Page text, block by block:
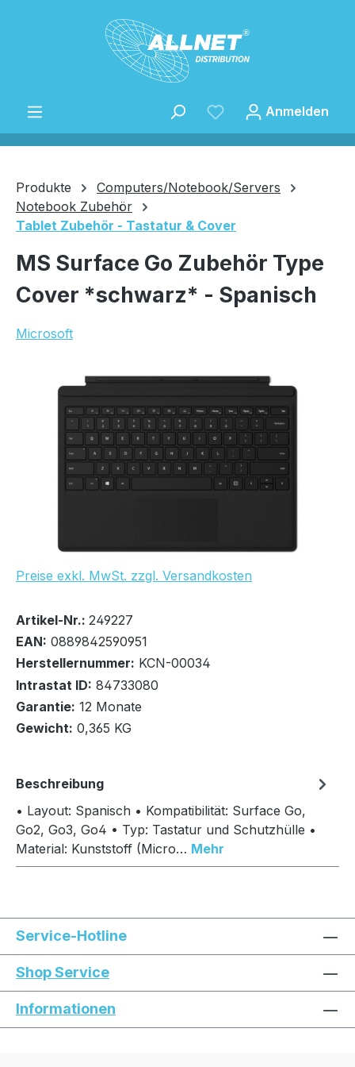
Zum Hauptinhalt springen
Anmelden
Produkte
Computers/Notebook/Servers
Notebook Zubehör
Tablet Zubehör - Tastatur & Cover
MS Surface Go Zubehör Type
Cover *schwarz* - Spanisch
Microsoft
Bildergalerie überspringen
Preise exkl. MwSt. zzgl. Versandkosten
Bestand:0x
Nicht Lagernd
In den Warenkorb
Artikel-Nr.: 249227
EAN: 0889842590951
Herstellernummer: KCN-00034
Intrastat ID: 84733080
Garantie: 12 Monate
Gewicht: 0,365 KG
Beschreibung
• Layout: Spanisch • Kompatibilität: Surface Go,
Go2, Go3, Go4 • Typ: Tastatur und Schutzhülle •
Material: Kunststoff (Micro… Mehr
Service-Hotline
Shop Service
Informationen